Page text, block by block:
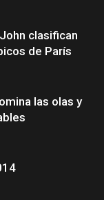
clasifican
de París
las olas y